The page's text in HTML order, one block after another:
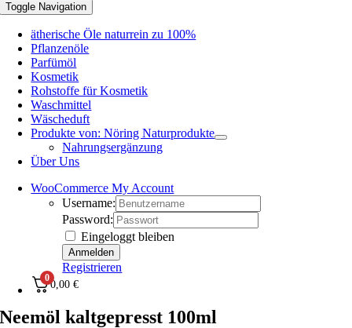
Toggle Navigation
ätherische Öle naturrein zu 100%
Pflanzenöle
Parfümöl
Kosmetik
Rohstoffe für Kosmetik
Waschmittel
Wäscheduft
Produkte von: Nöring Naturprodukte
Nahrungsergänzung
Über Uns
WooCommerce My Account
Username:
Password:
Eingeloggt bleiben
Registrieren
0
0,00€
Neemöl kaltgepresst 100ml